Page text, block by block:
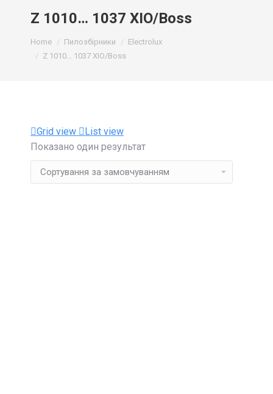
Z 1010… 1037 XIO/Boss
You are here:
Home Пилозбірники
Electrolux
Z 1010… 1037 XIO/Boss
Grid view
List view
Показано один результат